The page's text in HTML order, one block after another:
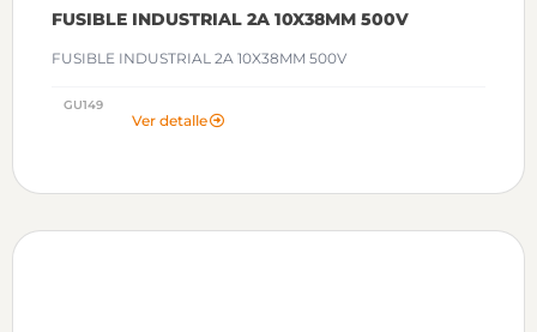
FUSIBLE INDUSTRIAL 2A 10X38MM 500V
FUSIBLE INDUSTRIAL 2A 10X38MM 500V
GU149
Ver detalle